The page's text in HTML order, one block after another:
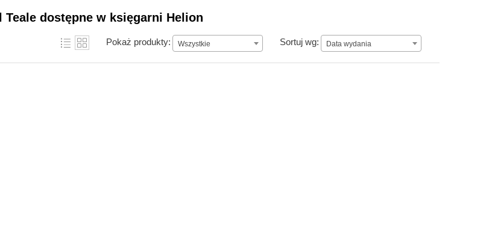
Teale dostępne w księgarni Helion
Pokaż produkty: Wszystkie Sortuj wg: Data wydania
Data wydania